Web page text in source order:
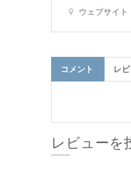
ウェブサイト
コメント レ
レビューを